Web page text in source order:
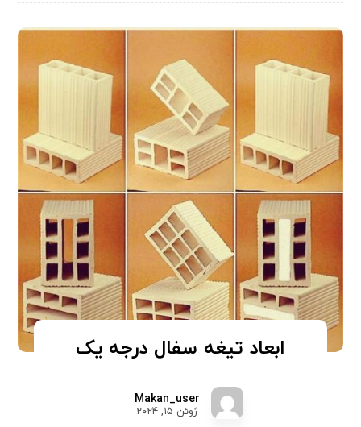
ابعاد تیغه سفال درجه یک
Makan_user
ژوئن ۱۵, ۲۰۲۴